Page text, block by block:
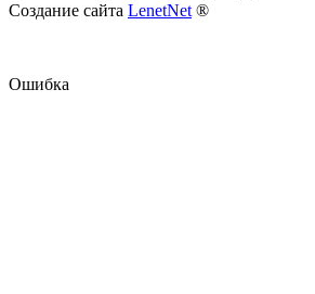
Создание сайта LenetNet ®
Ошибка